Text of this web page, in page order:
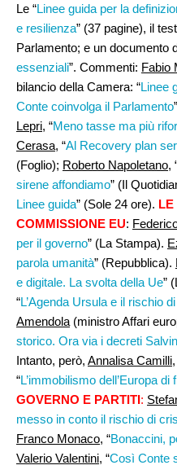
Le “Linee guida per la
e resilienza” (37 pagine), il
Parlamento; e un documento
essenziali”. Commenti: Fabio
bilancio della Camera: “Linee
Conte coinvolga il Parlamento
Lepri, “Meno tasse ma più
Cerasa, “Al Recovery plan
(Foglio); Roberto Napoletano,
sirene affondiamo” (Il
Linee guida” (Sole 24 ore). LE
COMMISSIONE EU:
per il governo” (La Stampa).
parola umanità” (Repubblica).
e digitale. La svolta della Ue”
“L’Agenda Ursula e il rischio
Amendola (ministro Affari
storico. Ora via i decreti
Intanto, però, Annalisa Camilli
“L’immobilismo dell’Europa
GOVERNO E PARTITI:
messo in conto il rischio di
Franco Monaco, “Bonaccini,
Valerio Valentini, “Così Conte